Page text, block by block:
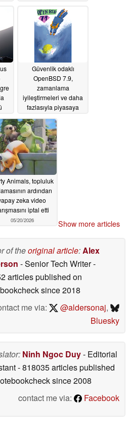
Güvenlik odaklı
OpenBSD 7.9,
zamanlama
iyileştirmeleri ve daha
fazlasıyla piyasaya
05/20/2026
Animals, topluluk
ardından
zeka video
iptal etti
05/20/2026 Show more articles
of theoriginal article:Alex
- Senior Tech Writer-
articles published on
since 2018
me via:
@aldersonaj,
Bluesky
Ninh Ngoc Duy- Editorial
- 818035 articles published
since 2008
contact me via:
Facebook